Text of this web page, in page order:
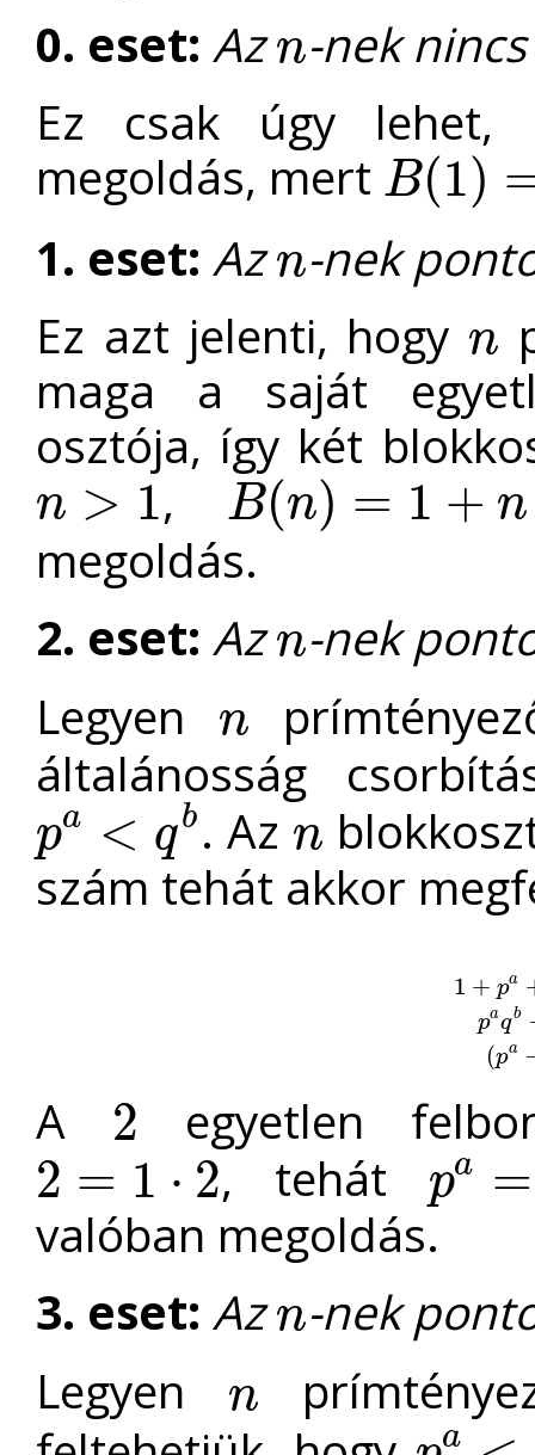
0. eset: Azn
n
-nek
Ez csak úgy
megoldás, mert B(1)
B(1) = 1≠2
1. eset: Azn
n
-nek
Ez azt jelenti, hogy n
n
maga a saját
osztója, így két
n > 1
n>1 , B(n) = 1 + n
B(n) = 1+n < n
megoldás.
2. eset: Azn
n
-nek
Legyen
n
n
általánosság
pa < qb
pa b . Az n
n
szám tehát akkor
1 + pa
paqb
(pa
B n =2n
A 2
2 egyetlen
2 = 1 ⋅ 2
2= ⋅2 , tehát pa =
pa
valóban megoldás.
3. eset: Azn
n
-nek
Legyen
n
n
a